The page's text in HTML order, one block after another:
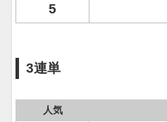
5
3連単
人気